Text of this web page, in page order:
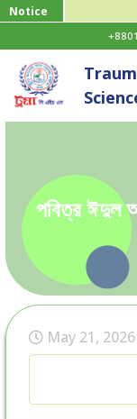
Notice
পবিত্র ঈদুল
May 21, 2026